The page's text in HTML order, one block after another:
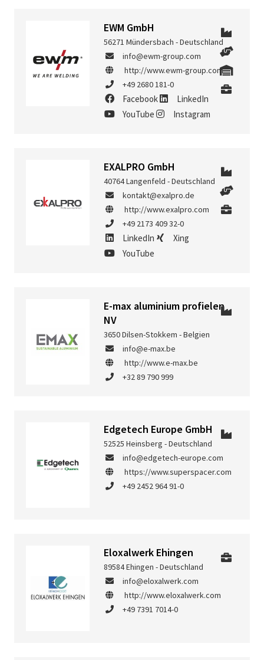
EWM GmbH
56271 Mündersbach - Deutschland
info@ewm-group.com
http://www.ewm-group.com
+49 2680 181-0
Facebook
LinkedIn
YouTube
Instagram
EXALPRO GmbH
40764 Langenfeld - Deutschland
kontakt@exalpro.de
http://www.exalpro.com
+49 2173 409 32-0
LinkedIn
Xing
YouTube
E-max aluminium profielen
NV
3650 Dilsen-Stokkem - Belgien
info@e-max.be
http://www.e-max.be
+32 89 790 999
Edgetech Europe GmbH
52525 Heinsberg - Deutschland
info@edgetech-europe.com
https://www.superspacer.com
+49 2452 964 91-0
Eloxalwerk Ehingen
89584 Ehingen - Deutschland
info@eloxalwerk.com
http://www.eloxalwerk.com
+49 7391 7014-0